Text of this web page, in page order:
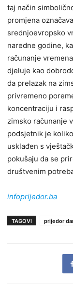
taj način
promjena
srednjoevropsko
naredne godine,
računanje
djeluje kao
da prelazak na
privremeno
koncentraciju i
zimsko računanje
podsjetnik je
usklađen s
pokušaju da se
društvenim
infoprijedor.ba
TAGOVI prijedor